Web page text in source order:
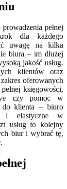
pełnej
dla każdego
uwagę na kilka
biura – im dłużej
jakość usług.
klientów oraz
oferowanych
księgowości,
czy pomoc w
do klienta – biuro
i elastyczne w
usług to kolejny
biur i wybrać tę,